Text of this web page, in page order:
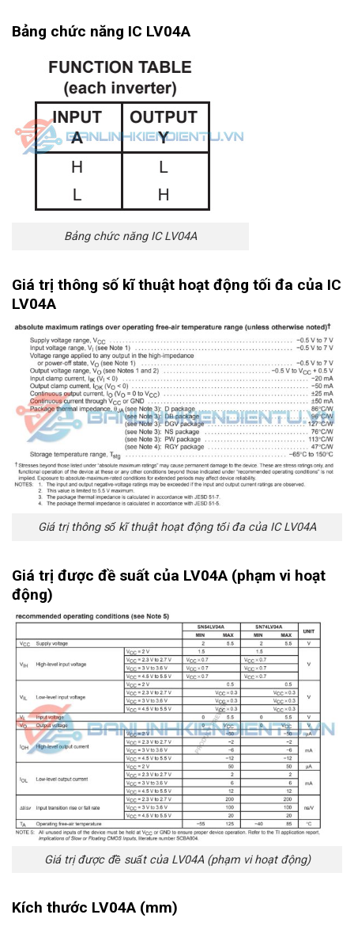
Bảng chức năng IC LV04A
Bảng chức năng IC LV04A
Giá trị thông số kĩ thuật hoạt động tối đa của IC
LV04A
Giá trị thông số kĩ thuật hoạt động tối đa của IC LV04A
Giá trị được đề suất của LV04A (phạm vi hoạt
động)
Giá trị được đề suất của LV04A (phạm vi hoạt động)
Kích thước LV04A (mm)